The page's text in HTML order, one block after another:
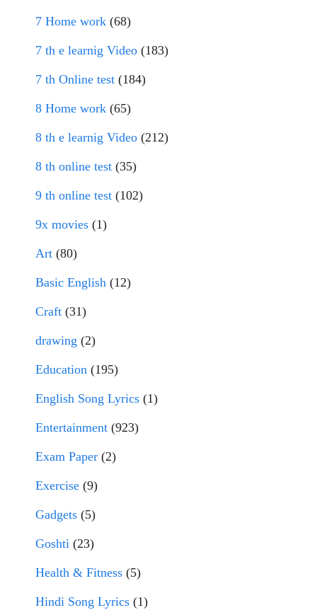
7 Home work (68)
7 th e learnig Video (183)
7 th Online test (184)
8 Home work (65)
8 th e learnig Video (212)
8 th online test (35)
9 th online test (102)
9x movies (1)
Art (80)
Basic English (12)
Craft (31)
drawing (2)
Education (195)
English Song Lyrics (1)
Entertainment (923)
Exam Paper (2)
Exercise (9)
Gadgets (5)
Goshti (23)
Health & Fitness (5)
Hindi Song Lyrics (1)